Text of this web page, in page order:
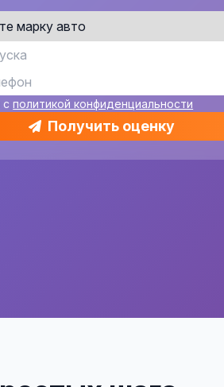
сполитикой конфиденциальности
Получить оценку